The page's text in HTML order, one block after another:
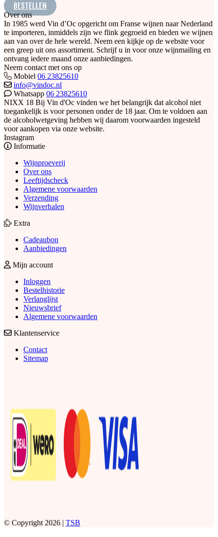
BESTELLEN
Over ons
In 1985 werd Vin d’Oc opgericht om Franse wijnen naar Nederland
te importeren, inmiddels zijn we flink gegroeid en bieden we wijnen
aan van over de hele wereld. Neem een kijkje op de website voor
een greep uit ons assortiment. Schrijf u in voor onze wijnmailing en
ontvang iedere maand onze aanbiedingen.
Neem contact met ons op
Mobiel 06 23825610
info@vindoc.nl
Whatsapp 06 23825610
NIXX 18 Bij Vin d'Oc vinden we het belangrijk dat alcohol niet
toegankelijk is voor personen onder de 18 jaar. Om te voldoen aan
de alcoholwetgeving hebben wij daarom voorwaarden ingesteld
voor aankopen via onze website.
Instagram
Informatie
Wijnproeverij
Over ons
Leeftijdscheck
Algemene voorwaarden
Verzending
Wijnverhalen
Extra
Cadeaubon
Aanbiedingen
Mijn account
Inloggen
Bestelhistorie
Verlanglijst
Nieuwsbrief
Algemene voorwaarden
Klantenservice
Contact
Sitemap
© Copyright 2026 | TSB